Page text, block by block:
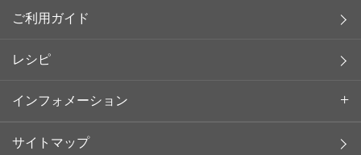
ご利用ガイド
レシピ
インフォメーション
サイトマップ